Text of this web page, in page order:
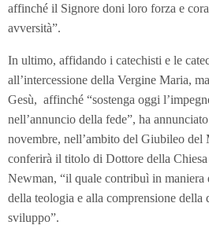
affinché il Signore doni loro forza e
avversità”.
In ultimo, affidando i catechisti e le
all’intercessione della Vergine Maria,
Gesù, affinché “sostenga oggi
nell’annuncio della fede”, ha
novembre, nell’ambito del Giubileo del
conferirà il titolo di Dottore della
Newman, “il quale contribuì in maniera
della teologia e alla comprensione della
sviluppo”.